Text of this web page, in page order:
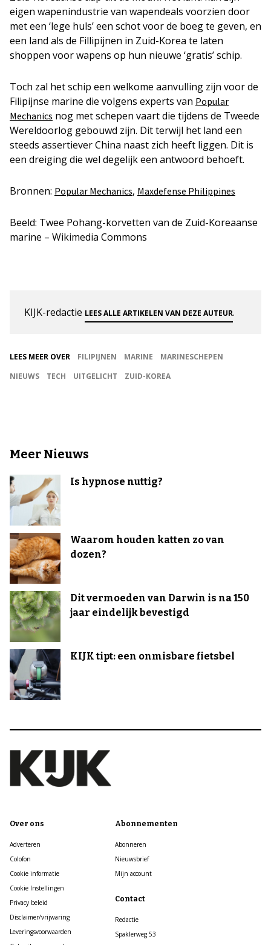
eigen wapenindustrie van wapendeals voorzien door
met een ‘lege huls’ een schot voor de boeg te geven, en
een land als de Fillipijnen in Zuid-Korea te laten
shoppen voor wapens op hun nieuwe ‘gratis’ schip.
Toch zal het schip een welkome aanvulling zijn voor de
Filipijnse marine die volgens experts van Popular
Mechanics nog met schepen vaart die tijdens de Tweede
Wereldoorlog gebouwd zijn. Dit terwijl het land een
steeds assertiever China naast zich heeft liggen. Dit is
een dreiging die wel degelijk een antwoord behoeft.
Bronnen: Popular Mechanics, Maxdefense Philippines
Beeld: Twee Pohang-korvetten van de Zuid-Koreaanse
marine – Wikimedia Commons
KIJK-redactie LEES ALLE ARTIKELEN VAN DEZE AUTEUR.
LEES MEER OVER FILIPIJNEN MARINE
MARINESCHEPEN
NIEUWS
TECH UITGELICHT ZUID-KOREA
Meer Nieuws
Is hypnose nuttig?
Waarom houden katten zo van
dozen?
Dit vermoeden van Darwin is na 150
jaar eindelijk bevestigd
KIJK tipt: een onmisbare fietsbel
Over ons
Adverteren
Colofon
Cookie informatie
Cookie Instellingen
Privacy beleid
Disclaimer/vrijwaring
Leveringsvoorwaarden
Abonnementen
Abonneren
Nieuwsbrief
Mijn account
Contact
Redactie
Spaklerweg 53